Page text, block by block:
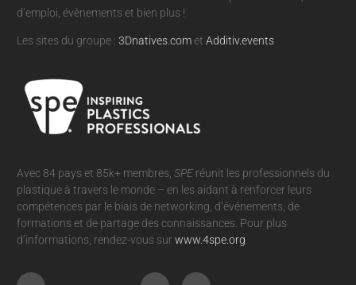
d’emploi, évènements et bien plus !
Les sites du groupe : 3Dnatives.comet Additiv.events
Avec 84 pays et 85k+ membres, SPEréunit les professionnels du
plastique à travers le monde – en les aidant à renforcer leurs
compétences par le biais de networking, d’événements, de
formations et de partage des connaissances. Pour plus
d’informations, rendez-vous surwww.4spe.org